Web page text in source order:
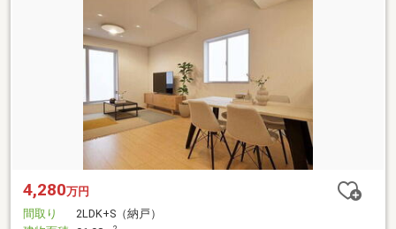
4,280万円
間取り
2LDK+S（納戸）